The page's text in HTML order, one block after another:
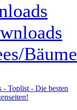
Bäume